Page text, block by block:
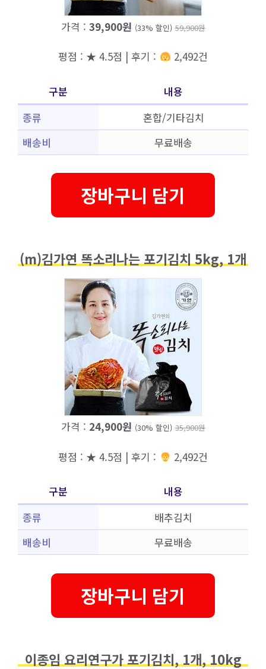
가격 : 39,900원 (33% 할인) 59,900원
평점 : ★ 4.5점 | 후기 : 2,492건
구분
내용
종류
혼합/기타김치
배송비
무료배송
장바구니 담기
(m)김가연 똑소리나는 포기김치 5kg, 1개
가격 : 24,900원 (30% 할인) 35,900원
평점 : ★ 4.5점 | 후기 : 2,492건
구분
내용
종류
배추김치
배송비
무료배송
장바구니 담기
이종임 요리연구가 포기김치, 1개, 10kg